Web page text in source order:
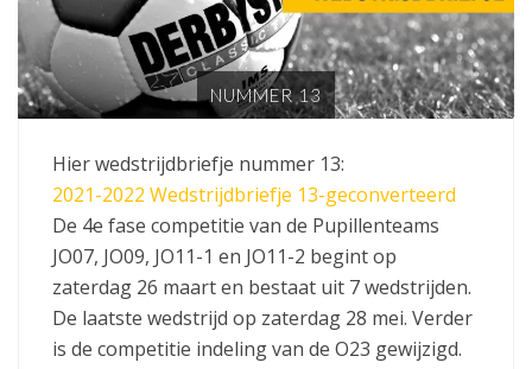
NUMMER 13
Hier wedstrijdbriefje nummer 13:
2021-2022 Wedstrijdbriefje 13-geconverteerd
De 4e fase competitie van de Pupillenteams
JO07, JO09, JO11-1 en JO11-2 begint op
zaterdag 26 maart en bestaat uit 7 wedstrijden.
De laatste wedstrijd op zaterdag 28 mei. Verder
is de competitie indeling van de O23 gewijzigd.